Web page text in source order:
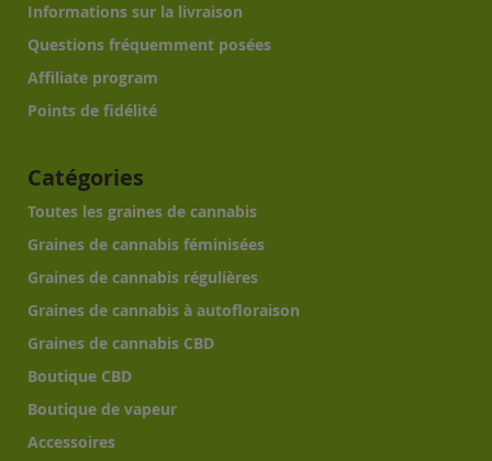
Informations sur la livraison
Questions fréquemment posées
Affiliate program
Points de fidélité
Catégories
Toutes les graines de cannabis
Graines de cannabis féminisées
Graines de cannabis régulières
Graines de cannabis à autofloraison
Graines de cannabis CBD
Boutique CBD
Boutique de vapeur
Accessoires